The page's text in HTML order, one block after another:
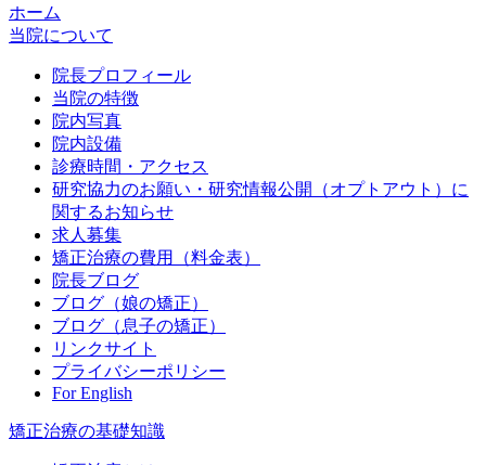
ホーム
当院について
院長プロフィール
当院の特徴
院内写真
院内設備
診療時間・アクセス
研究協力のお願い・研究情報公開（オプトアウト）に
関するお知らせ
求人募集
矯正治療の費用（料金表）
院長ブログ
ブログ（娘の矯正）
ブログ（息子の矯正）
リンクサイト
プライバシーポリシー
For English
矯正治療の基礎知識